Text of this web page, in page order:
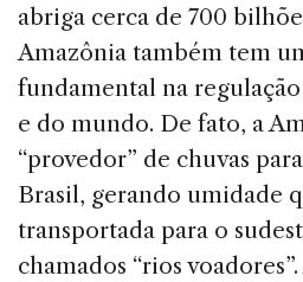
abriga cerca de 700
Amazônia também tem
fundamental na
e do mundo. De fato, a
“provedor” de chuvas
Brasil, gerando umidade
transportada para o
chamados “rios